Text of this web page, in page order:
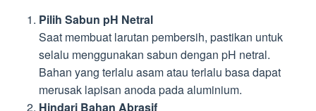
Pilih Sabun pH Netral
Saat membuat larutan pembersih, pastikan untuk
selalu menggunakan sabun dengan pH netral.
Bahan yang terlalu asam atau terlalu basa dapat
merusak lapisan anoda pada aluminium.
Hindari Bahan Abrasif